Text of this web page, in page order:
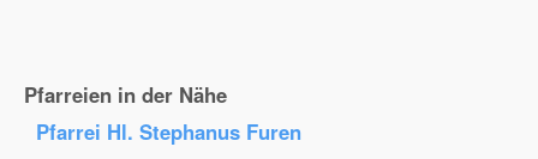
Pfarreien in der Nähe
Pfarrei Hl. Stephanus Furen